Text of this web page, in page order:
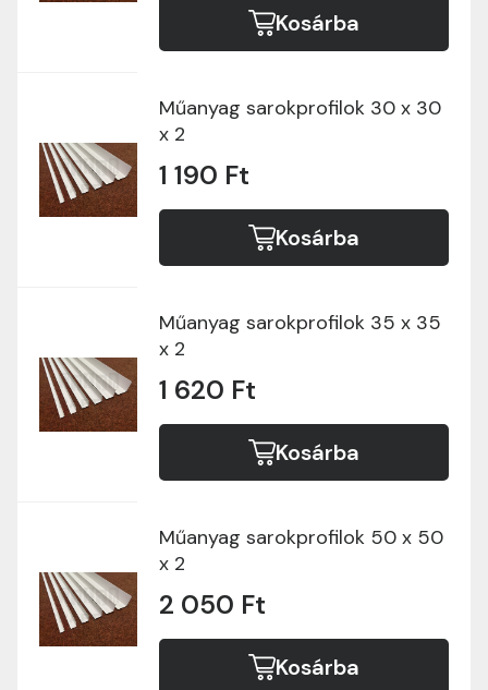
Kosárba
Műanyag sarokprofilok 30 x 30
x 2
1 190 Ft
Kosárba
Műanyag sarokprofilok 35 x 35
x 2
1 620 Ft
Kosárba
Műanyag sarokprofilok 50 x 50
x 2
2 050 Ft
Kosárba